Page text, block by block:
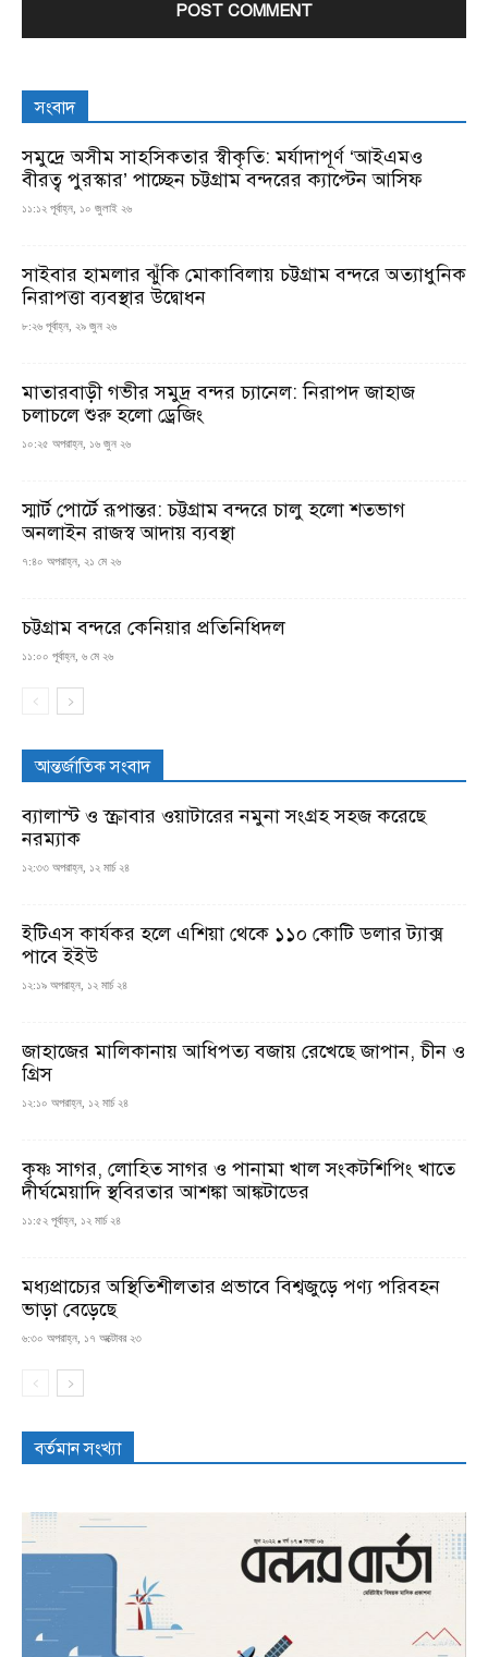
সংবাদ
সমুদ্রে অসীম সাহসিকতার স্বীকৃতি: মর্যাদাপূর্ণ ‘আইএমও
বীরত্ব পুরস্কার’ পাচ্ছেন চট্টগ্রাম বন্দরের ক্যাপ্টেন আসিফ
১১:১২ পূর্বাহ্ন, ১০ জুলাই ২৬
সাইবার হামলার ঝুঁকি মোকাবিলায় চট্টগ্রাম বন্দরে অত্যাধুনিক
নিরাপত্তা ব্যবস্থার উদ্বোধন
৮:২৬ পূর্বাহ্ন, ২৯ জুন ২৬
মাতারবাড়ী গভীর সমুদ্র বন্দর চ্যানেল: নিরাপদ জাহাজ
চলাচলে শুরু হলো ড্রেজিং
১০:২৫ অপরাহ্ন, ১৬ জুন ২৬
স্মার্ট পোর্টে রূপান্তর: চট্টগ্রাম বন্দরে চালু হলো শতভাগ
অনলাইন রাজস্ব আদায় ব্যবস্থা
৭:৪০ অপরাহ্ন, ২১ মে ২৬
চট্টগ্রাম বন্দরে কেনিয়ার প্রতিনিধিদল
১১:০০ পূর্বাহ্ন, ৬ মে ২৬
আন্তর্জাতিক সংবাদ
ব্যালাস্ট ও স্ক্রাবার ওয়াটারের নমুনা সংগ্রহ সহজ করেছে
নরম্যাক
১২:৩৩ অপরাহ্ন, ১২ মার্চ ২৪
ইটিএস কার্যকর হলে এশিয়া থেকে ১১০ কোটি ডলার ট্যাক্স
পাবে ইইউ
১২:১৯ অপরাহ্ন, ১২ মার্চ ২৪
জাহাজের মালিকানায় আধিপত্য বজায় রেখেছে জাপান, চীন ও
গ্রিস
১২:১০ অপরাহ্ন, ১২ মার্চ ২৪
কৃষ্ণ সাগর, লোহিত সাগর ও পানামা খাল সংকটশিপিং খাতে
দীর্ঘমেয়াদি স্থবিরতার আশঙ্কা আঙ্কটাডের
১১:৫২ পূর্বাহ্ন, ১২ মার্চ ২৪
মধ্যপ্রাচ্যের অস্থিতিশীলতার প্রভাবে বিশ্বজুড়ে পণ্য পরিবহন
ভাড়া বেড়েছে
৬:৩০ অপরাহ্ন, ১৭ অক্টোবর ২৩
বর্তমান সংখ্যা